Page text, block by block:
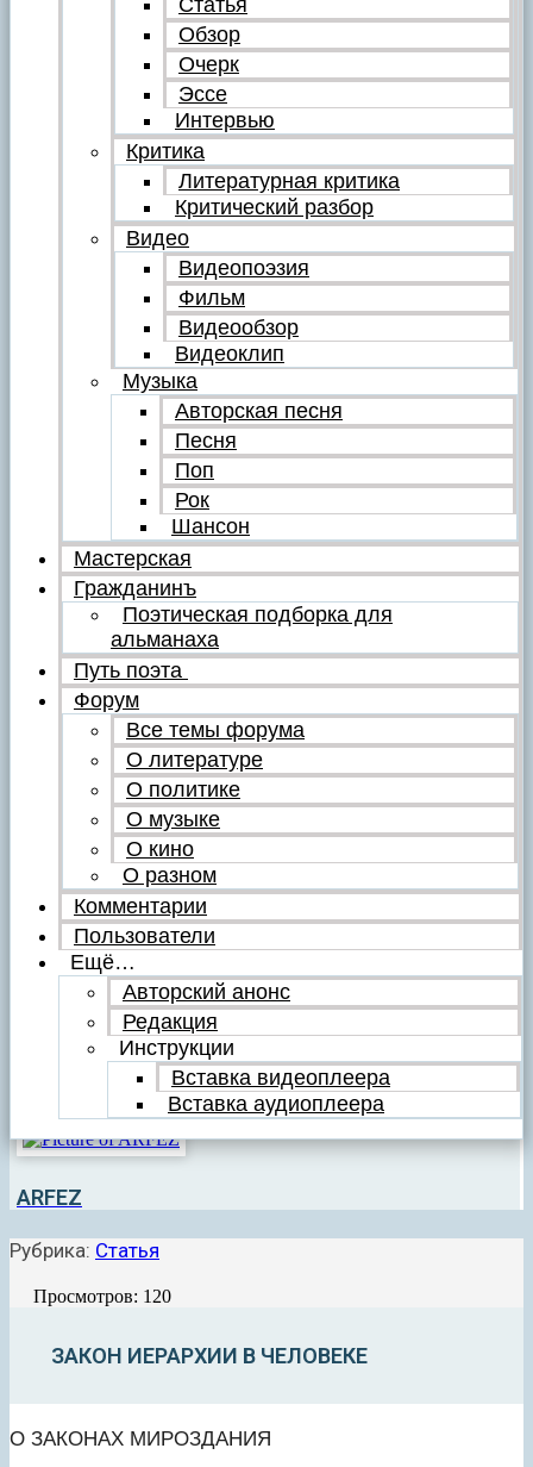
Статья
Обзор
Очерк
Эссе
Интервью
Критика
Литературная критика
Критический разбор
Видео
Видеопоэзия
Фильм
Видеообзор
Видеоклип
Музыка
Авторская песня
Песня
Поп
Рок
Шансон
Мастерская
Гражданинъ
Поэтическая подборка для
альманаха
Путь поэта
Форум
Все темы форума
О литературе
О политике
О музыке
О кино
О разном
Комментарии
Пользователи
Ещё…
Авторский анонс
Редакция
Инструкции
Вставка видеоплеера
Вставка аудиоплеера
ARFEZ
Рубрика: Статья
Просмотров: 120
ЗАКОН ИЕРАРХИИ В ЧЕЛОВЕКЕ
О ЗАКОНАХ МИРОЗДАНИЯ